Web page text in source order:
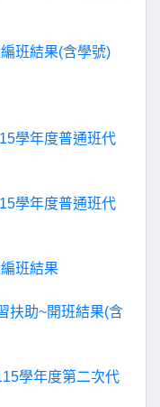
班結果(含學號)
學年度普通班代
學年度普通班代
班結果
扶助~開班結果(含
學年度第二次代